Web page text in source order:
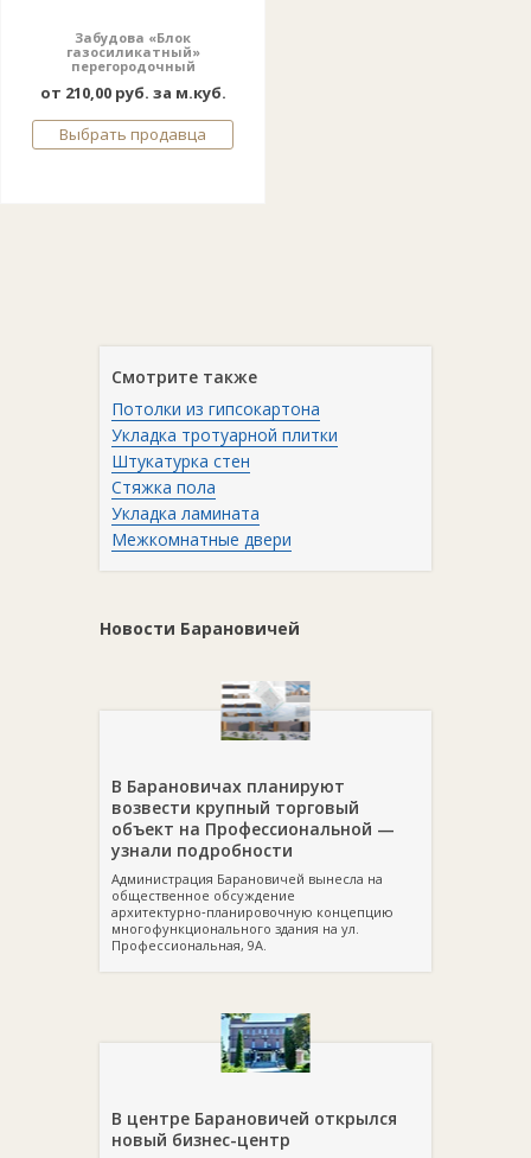
Забудова «Блок
газосиликатный»
перегородочный
от 210,00 руб. за м.куб.
Выбрать продавца
Смотрите также
Потолки из гипсокартона
Укладка тротуарной плитки
Штукатурка стен
Стяжка пола
Укладка ламината
Межкомнатные двери
Новости Барановичей
В Барановичах планируют
возвести крупный торговый
объект на Профессиональной —
узнали подробности
Администрация Барановичей вынесла на
общественное обсуждение
архитектурно‑планировочную концепцию
многофункционального здания на ул.
Профессиональная, 9А.
В центре Барановичей открылся
новый бизнес-центр